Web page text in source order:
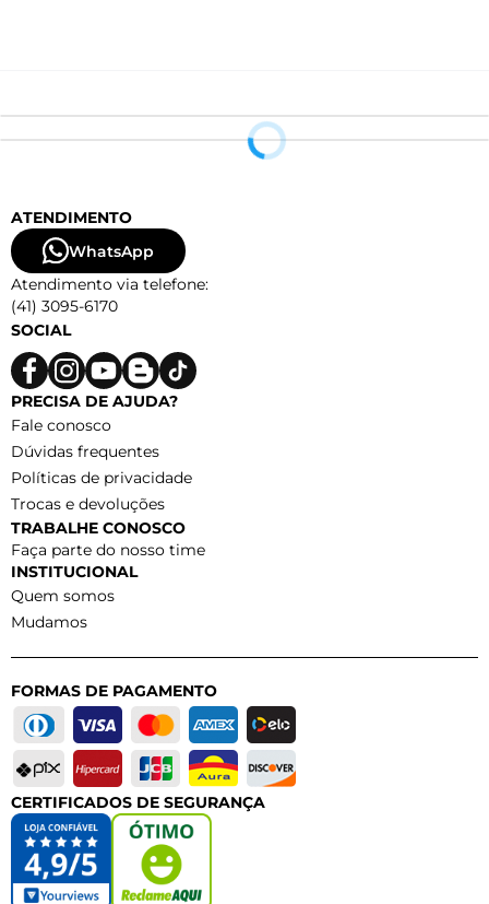
ATENDIMENTO
WhatsApp
Atendimento via telefone:
(41) 3095-6170
SOCIAL
PRECISA DE AJUDA?
Fale conosco
Dúvidas frequentes
Políticas de privacidade
Trocas e devoluções
TRABALHE CONOSCO
Faça parte do nosso time
INSTITUCIONAL
Quem somos
Mudamos
FORMAS DE PAGAMENTO
CERTIFICADOS DE SEGURANÇA